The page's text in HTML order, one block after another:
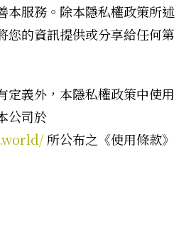
本服務。除本隱私權政策所述
您的資訊提供或分享給任何第
定義外，本隱私權政策中使用
公司於
所公布之《使用條款》